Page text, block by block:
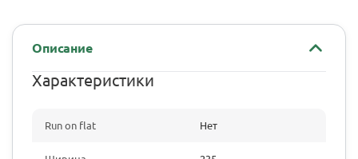
Описание
Характеристики
Run on flat Нет